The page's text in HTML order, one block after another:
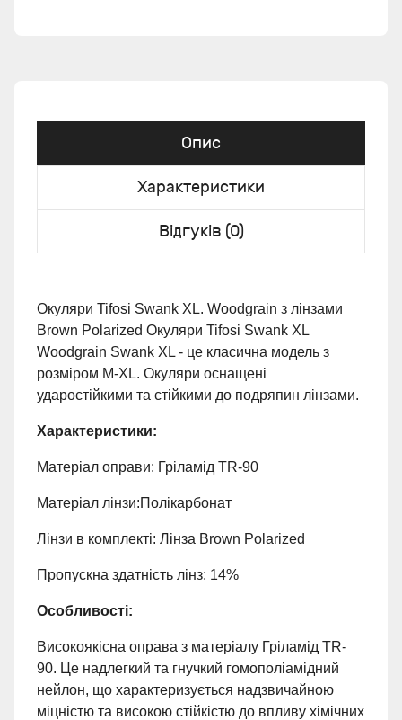
Опис
Характеристики
Відгуків (0)
Окуляри Tifosi Swank XL. Woodgrain з лінзами
Brown Polarized Окуляри Tifosi Swank XL
Woodgrain Swank XL - це класична модель з
розміром M-XL. Окуляри оснащені
ударостійкими та стійкими до подряпин лінзами.
Характеристики:
Матеріал оправи: Гріламід TR-90
Матеріал лінзи:Полікарбонат
Лінзи в комплекті: Лінза Brown Polarized
Пропускна здатність лінз: 14%
Особливості:
Високоякісна оправа з матеріалу Гріламід TR-
90. Це надлегкий та гнучкий гомополіамідний
нейлон, що характеризується надзвичайною
міцністю та високою стійкістю до впливу хімічних